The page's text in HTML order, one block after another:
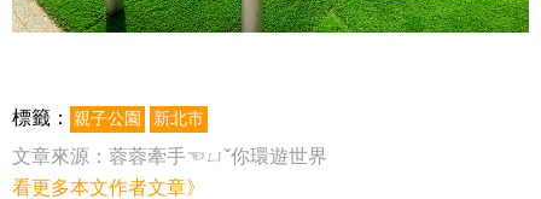
標籤： 親子公園 新北市
文章來源： 蓉蓉牽手☜ㄩˇ你環遊世界
看更多本文作者文章》